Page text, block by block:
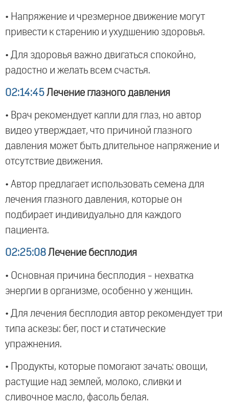
• Напряжение и чрезмерное движение могут
привести к старению и ухудшению здоровья.
• Для здоровья важно двигаться спокойно,
радостно и желать всем счастья.
02:14:45 Лечение глазного давления
• Врач рекомендует капли для глаз, но автор
видео утверждает, что причиной глазного
давления может быть длительное напряжение и
отсутствие движения.
• Автор предлагает использовать семена для
лечения глазного давления, которые он
подбирает индивидуально для каждого
пациента.
02:25:08 Лечение бесплодия
• Основная причина бесплодия - нехватка
энергии в организме, особенно у женщин.
• Для лечения бесплодия автор рекомендует три
типа аскезы: бег, пост и статические
упражнения.
• Продукты, которые помогают зачать: овощи,
растущие над землей, молоко, сливки и
сливочное масло, фасоль белая.